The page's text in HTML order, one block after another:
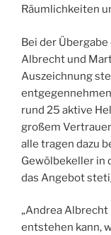
Räumlichkeiten
Bei der
Albrecht und
Auszeichnung
rund 25 aktive
großem
alle tragen dazu
Gewölbekeller in
das Angebot
„Andrea
entstehen kann,